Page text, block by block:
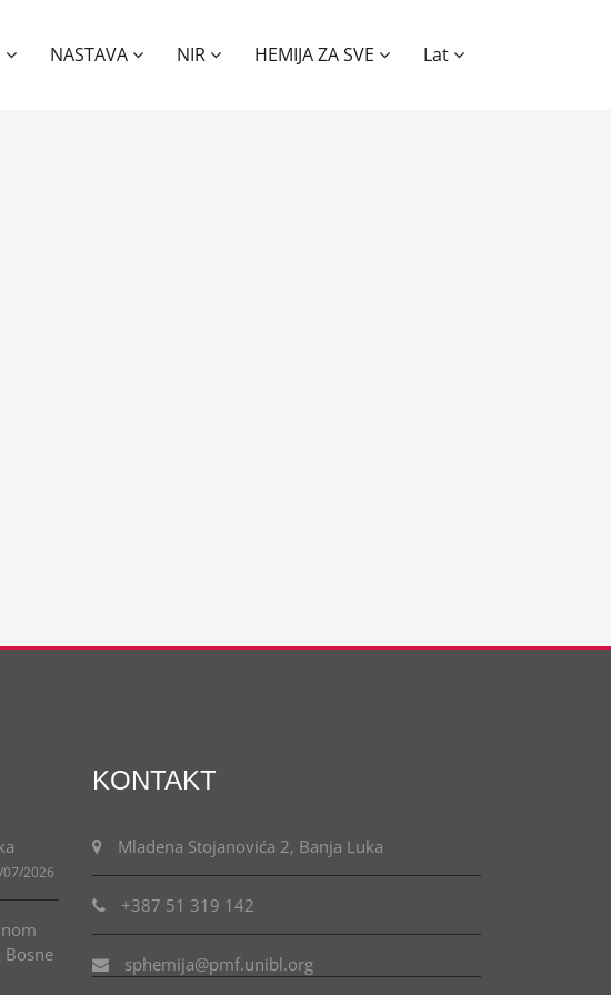
NASTAVA NIR HEMIJA ZA SVE Lat
2026
KONTAKT
Mladena Stojanovića 2, Banja Luka
+387 51 319 142
sphemija@pmf.unibl.org